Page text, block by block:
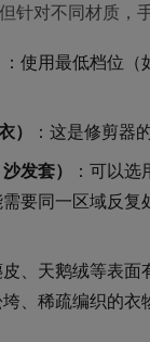
针对不同材质，
：使用最低档位
）
：这是修剪器
发套）
：可以
要同一区域反
皮、天鹅绒等表
、稀疏编织的衣